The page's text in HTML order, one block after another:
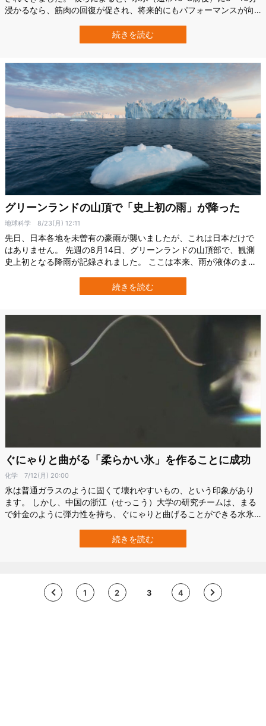
浸かるなら、筋肉の回復が促され、将来的にもパフォーマンスが向
のでしょうか？ 運動生理学の専門家たちは、「氷風呂がスポーツの
パフォーマンスを向上させるのか？」という疑問に答えています。
続きを読む
グリーンランドの山頂で「史上初の雨」が降った
地球科学 8/23(月) 12:11
先日、日本各地を未曽有の豪雨が襲いましたが、これは日本だけで
はありません。 先週の8月14日、グリーンランドの山頂部で、観測
史上初となる降雨が記録されました。 ここは本来、雨が液体のまま
（NSIDC）によると、数時間にわたり約70億トンの雨が降り続いた
とのこと。 温暖化の影響がついにグリーンランドの氷床に及び始め
続きを読む
ぐにゃりと曲がる「柔らかい氷」を作ることに成功
化学 7/12(月) 20:00
氷は普通ガラスのように固くて壊れやすいもの、という印象があり
ます。 しかし、中国の浙江（せっこう）大学の研究チームは、まる
で針金のように弾力性を持ち、ぐにゃりと曲げることができる水氷
『Science』に掲載されていて、またこの中国チームの研究概要を説
明するダートマス大学の論文も同号の『Science』に掲載されていま
続きを読む
1 2 3 4